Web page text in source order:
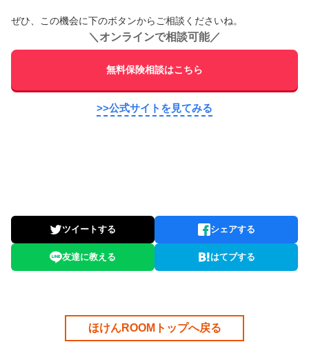
ぜひ、この機会に下のボタンからご相談くださいね。
＼ オンラインで相談可能／
無料保険相談はこちら
>>公式サイトを見てみる
ツイートする シェアする
友達に教える はてブする
ほけんROOMトップへ戻る